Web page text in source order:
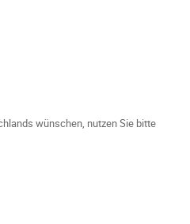
wünschen, nutzen Sie bitte